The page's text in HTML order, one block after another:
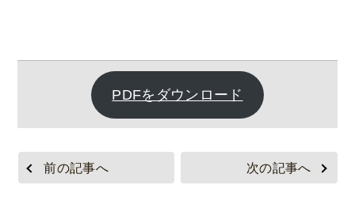
PDFをダウンロード
前の記事へ 次の記事へ